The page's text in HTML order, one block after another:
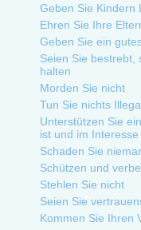
Geben Sie Kindern
Ehren Sie Ihre
Geben Sie ein
Seien Sie bestrebt,
halten
Morden Sie nicht
Tun Sie nichts
Unterstützen Sie
ist und im
Schaden Sie
Schützen und
Stehlen Sie nicht
Seien Sie
Kommen Sie Ihren